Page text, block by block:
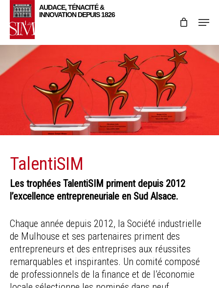
Skip
main
content
Menu
TalentiSIM
Les trophées TalentiSIM priment depuis 2012
l’excellence entrepreneuriale en Sud Alsace.
Chaque année depuis 2012, la Société industrielle
de Mulhouse et ses partenaires priment des
entrepreneurs et des entreprises aux réussites
remarquables et inspirantes. Un comité composé
de professionnels de la finance et de l’économie